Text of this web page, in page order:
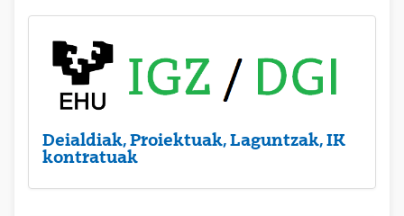
Deialdiak, Proiektuak, Laguntzak, IK
kontratuak